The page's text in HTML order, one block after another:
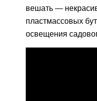
вешать —
пластмассовых
освещения